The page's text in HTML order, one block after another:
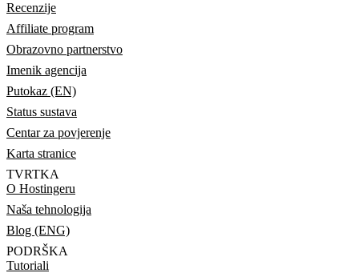
Recenzije
Affiliate program
Obrazovno partnerstvo
Imenik agencija
Putokaz (EN)
Status sustava
Centar za povjerenje
Karta stranice
TVRTKA
O Hostingeru
Naša tehnologija
Blog (ENG)
PODRŠKA
Tutoriali